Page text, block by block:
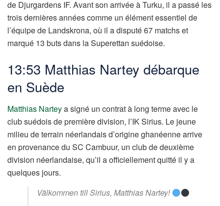
de Djurgardens IF. Avant son arrivée à Turku, il a passé les
trois dernières années comme un élément essentiel de
l’équipe de Landskrona, où il a disputé 67 matchs et
marqué 13 buts dans la Superettan suédoise.
13:53 Matthias Nartey débarque
en Suède
Matthias Narteya signé un contrat à long terme avec le
club suédois de première division, l’IK Sirius. Le jeune
milieu de terrain néerlandais d’origine ghanéenne arrive
en provenance du SC Cambuur, un club de deuxième
division néerlandaise, qu’il a officiellement quitté il y a
quelques jours.
Välkommen till Sirius, Matthias Nartey!